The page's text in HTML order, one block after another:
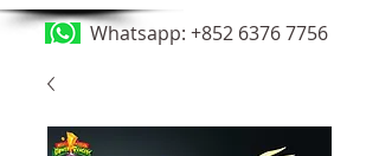
Whatsapp: +852 6376 7756